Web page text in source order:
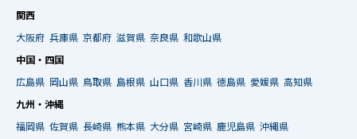
関西
大阪府 兵庫県 京都府 滋賀県 奈良県 和歌山県
中国・四国
広島県 岡山県 鳥取県 島根県 山口県 香川県 徳島県 愛媛県 高知県
九州・沖縄
福岡県 佐賀県 長崎県 熊本県 大分県 宮崎県 鹿児島県 沖縄県